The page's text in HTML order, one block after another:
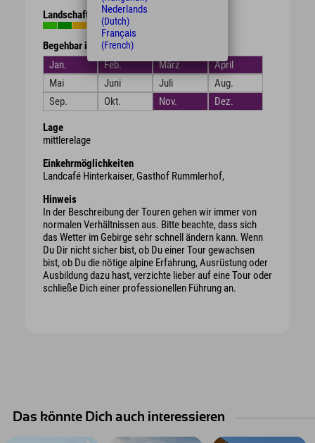
Landschaft
Begehbar in den Monaten
Jan.
Feb. März
April
Mai
Juni Juli
Aug.
Sep.
Okt. Nov. Dez.
Lage
mittlerelage
Einkehrmöglichkeiten
Landcafé Hinterkaiser, Gasthof Rummlerhof,
Hinweis
In der Beschreibung der Touren gehen wir immer von
normalen Verhältnissen aus. Bitte beachte, dass sich
das Wetter im Gebirge sehr schnell ändern kann. Wenn
Du Dir nicht sicher bist, ob Du einer Tour gewachsen
bist, ob Du die nötige alpine Erfahrung, Ausrüstung oder
Ausbildung dazu hast, verzichte lieber auf eine Tour oder
schließe Dich einer professionellen Führung an.
Das könnte Dich auch interessieren
Nederlands
(Dutch)
Français
(French)